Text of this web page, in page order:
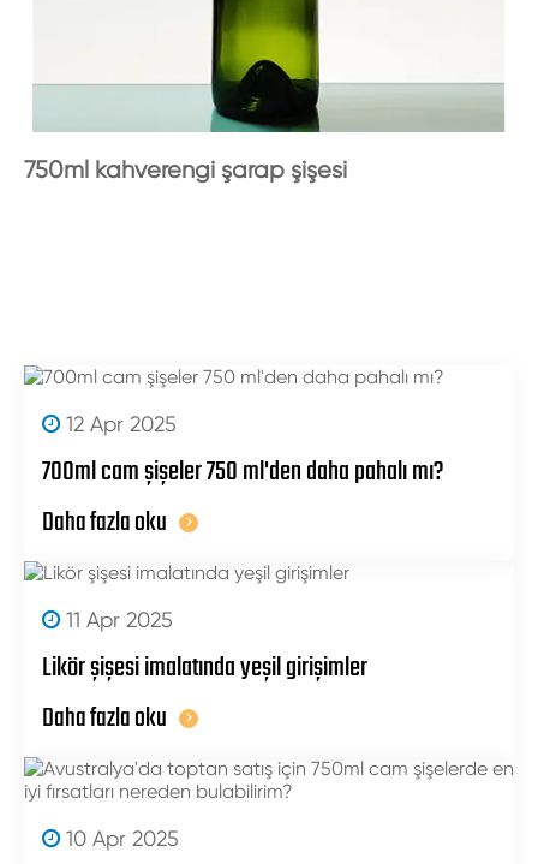
750ml kahverengi şarap şişesi
12 Apr 2025
700ml cam şişeler 750 ml'den daha pahalı mı?
Daha fazla oku
11 Apr 2025
Likör şişesi imalatında yeşil girişimler
Daha fazla oku
10 Apr 2025